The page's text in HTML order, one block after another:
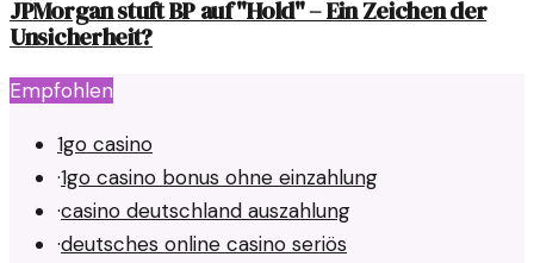
JPMorgan stuft BP auf "Hold" – Ein Zeichen der
Unsicherheit?
Empfohlen
1go casino
·1go casino bonus ohne einzahlung
·casino deutschland auszahlung
·deutsches online casino seriös